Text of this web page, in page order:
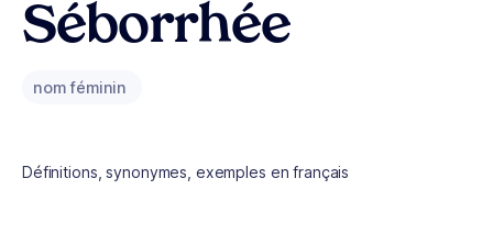
Séborrhée
nom féminin
Définitions, synonymes, exemples en français